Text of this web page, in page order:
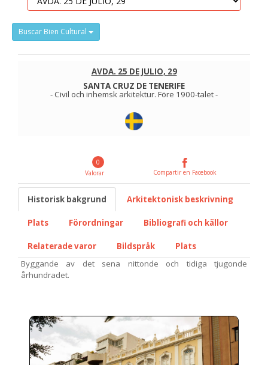
Buscar Bien Cultural
AVDA. 25 DE JULIO, 29
SANTA CRUZ DE TENERIFE
- Civil och inhemsk arkitektur. Före 1900-talet-
0
Valorar
Compartir en Facebook
Historisk bakgrund Arkitektonisk beskrivning
Plats Förordningar Bibliografi och källor
Relaterade varor Bildspråk
Plats
Byggande av det sena nittonde och tidiga tjugonde
århundradet.